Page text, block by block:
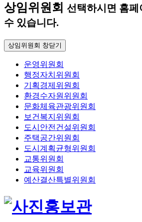
상임위원회 선택하시면 홈페
수 있습니다.
상임위원회 창닫기
운영위원회
행정자치위원회
기획경제위원회
환경수자원위원회
문화체육관광위원회
보건복지위원회
도시안전건설위원회
주택공간위원회
도시계획균형위원회
교통위원회
교육위원회
예산결산특별위원회